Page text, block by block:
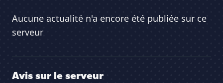
Aucune actualité n'a encore été publiée sur ce
serveur
Avis sur le serveur